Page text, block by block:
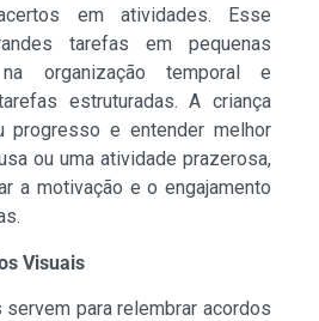
em atividades. Esse
tarefas em pequenas
organização temporal e
estruturadas. A criança
progresso e entender melhor
ou uma atividade prazerosa,
a motivação e o engajamento
Visuais
para relembrar acordos